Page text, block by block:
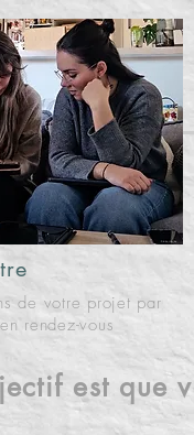
de votre projet par
rendez-vous
est que